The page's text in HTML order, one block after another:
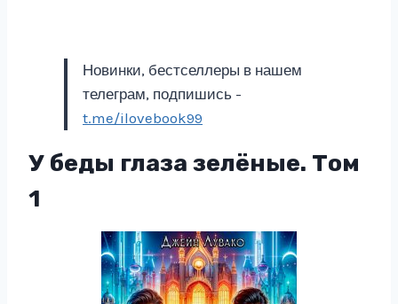
Новинки, бестселлеры в нашем
телеграм, подпишись -
t.me/ilovebook99
У беды глаза зелёные. Том
1